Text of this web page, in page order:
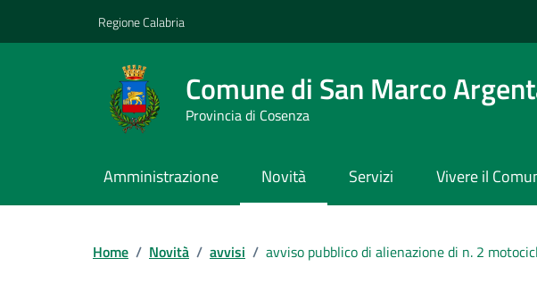
Regione Calabria
Comune di San Marco
Provincia di Cosenza
Amministrazione Novità Servizi Vivere il
Home / Novità / avvisi / avviso pubblico di alienazione di n. 2